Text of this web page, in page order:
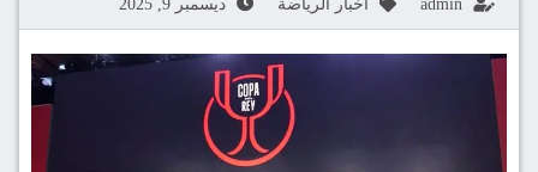
admin اخبار الرياضة ديسمبر 9, 2025